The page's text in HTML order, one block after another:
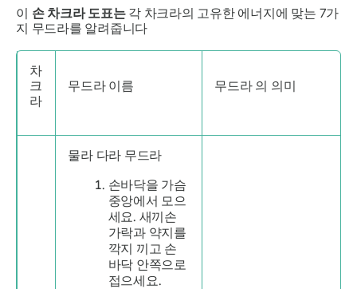
이 손 차크라 도표는각 차크라의 고유한 에너지에 맞는 7가
지 무드라를 알려줍니다
차
크
라
무드라이름 무드라의 의미
물라 다라 무드라
손바닥을 가슴
중앙에서 모으
세요. 새끼손
가락과 약지를
깍지 끼고 손
바닥 안쪽으로
접으세요.